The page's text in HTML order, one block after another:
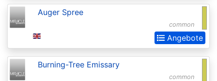
Buy-
a-
Promos
Champions
common
Auger Spree
Angebote
common
Burning-Tree Emissary